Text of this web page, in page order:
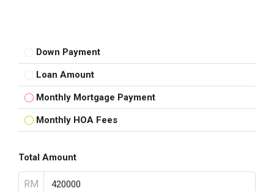
Down Payment
Loan Amount
Monthly Mortgage Payment
Monthly HOA Fees
Total Amount
RM